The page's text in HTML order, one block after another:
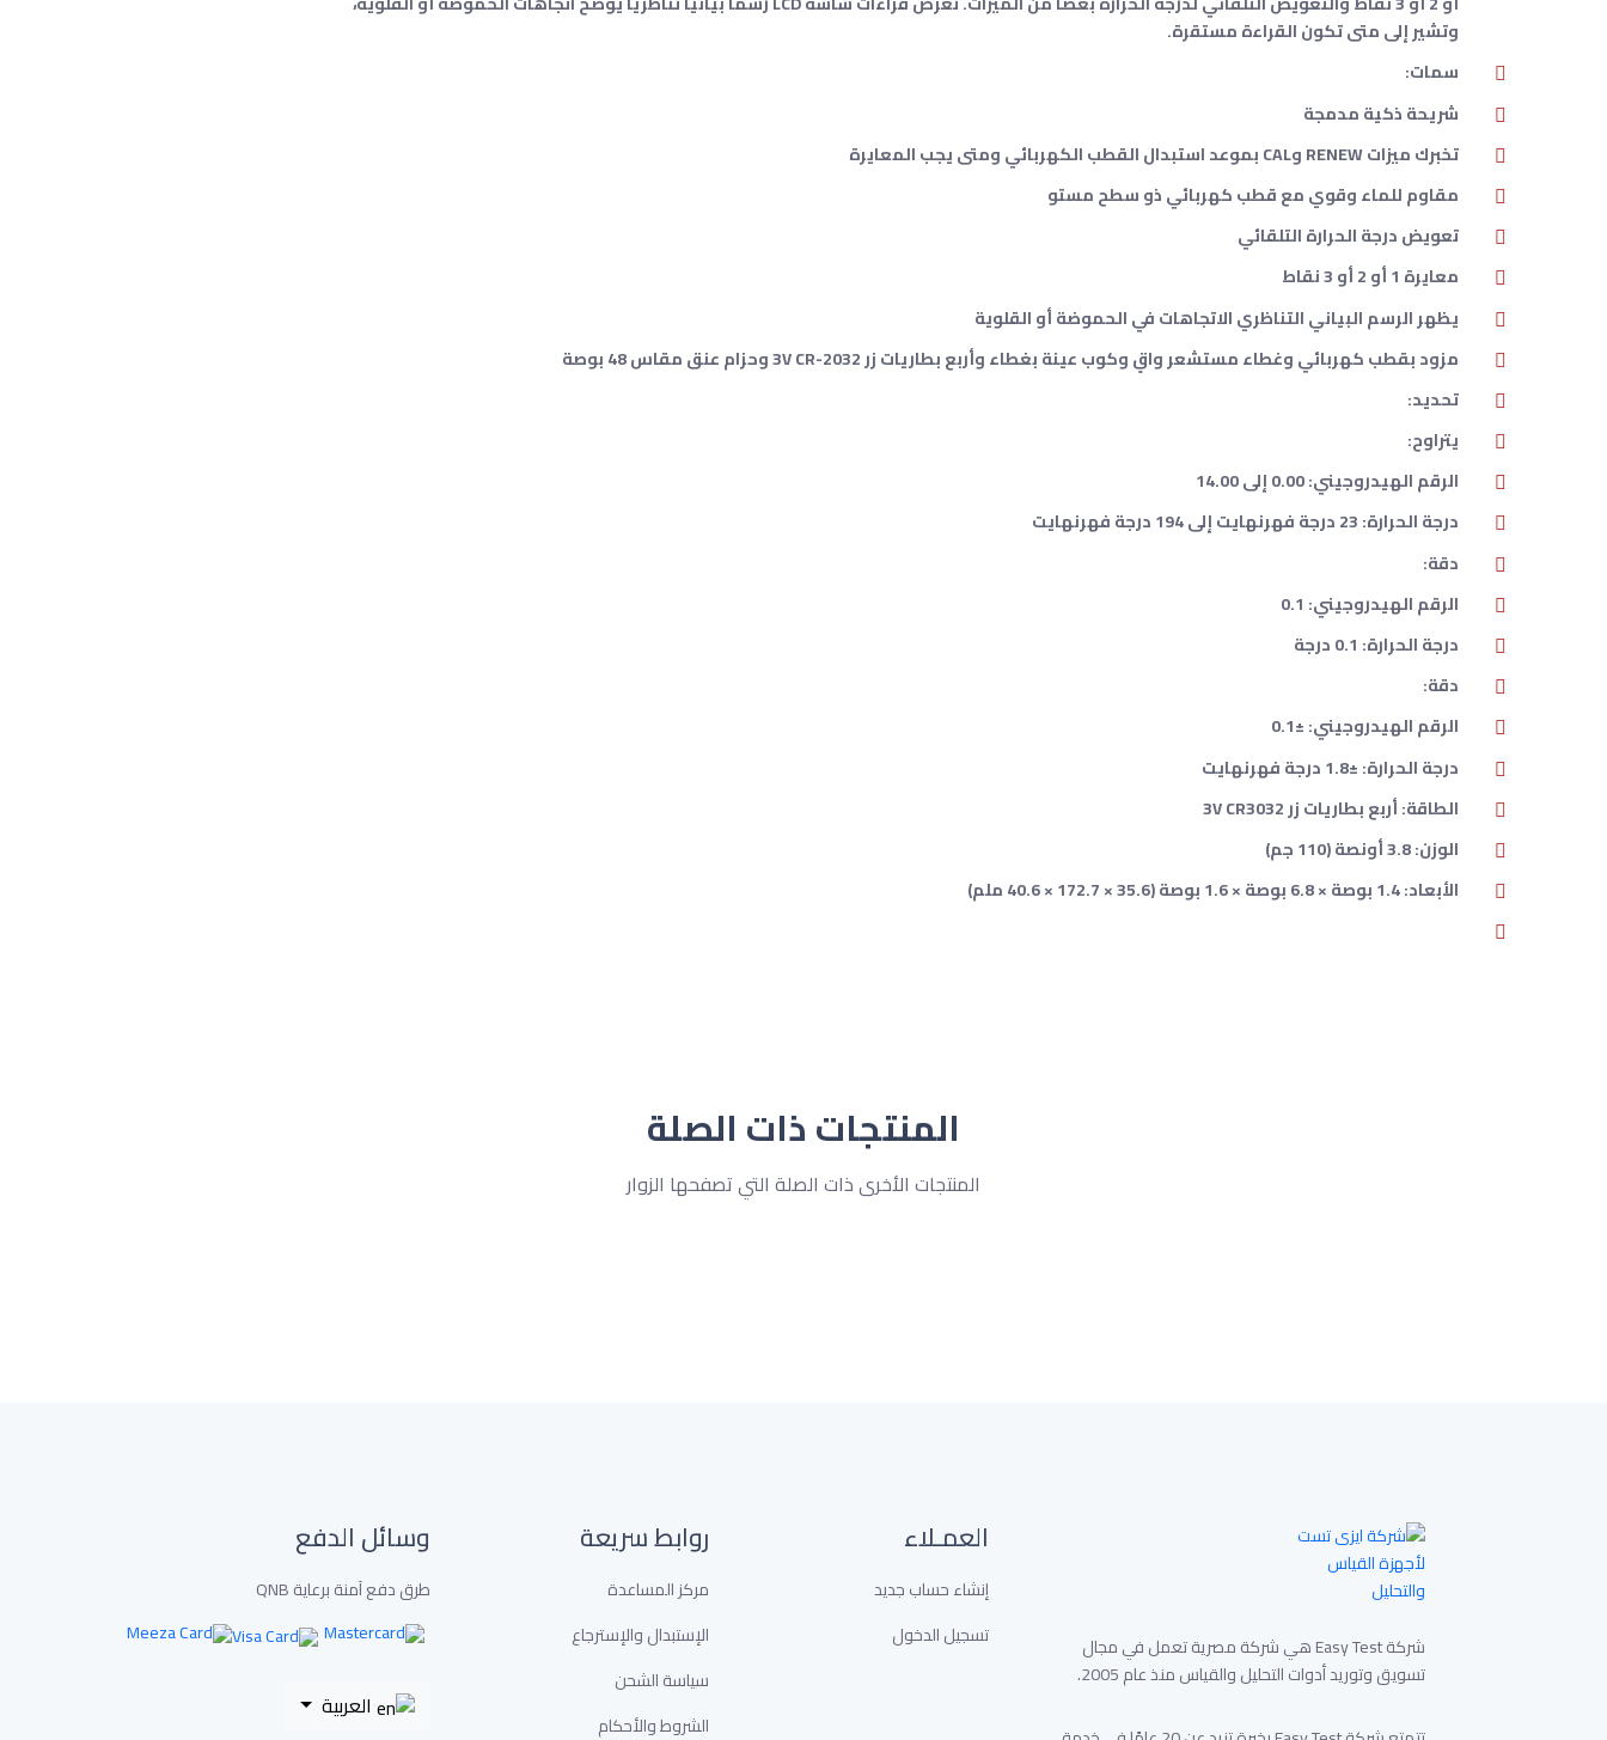
وتشير إلى متى تكون القراءة مستقرة.
سمات:
شريحة ذكية مدمجة
تخبرك ميزات RENEW وCAL بموعد استبدال القطب الكهربائي ومتى يجب المعايرة
مقاوم للماء وقوي مع قطب كهربائي ذو سطح مستو
تعويض درجة الحرارة التلقائي
معايرة 1 أو 2 أو 3 نقاط
يظهر الرسم البياني التناظري الاتجاهات في الحموضة أو القلوية
مزود بقطب كهربائي وغطاء مستشعر واقٍ وكوب عينة بغطاء وأربع بطاريات زر 3V CR-2032 وحزام عنق مقاس 48 بوصة
تحديد:
يتراوح:
الرقم الهيدروجيني: 0.00 إلى 14.00
درجة الحرارة: 23 درجة فهرنهايت إلى 194 درجة فهرنهايت
دقة:
الرقم الهيدروجيني: 0.1
درجة الحرارة: 0.1 درجة
دقة:
الرقم الهيدروجيني: ±0.1
درجة الحرارة: ±1.8 درجة فهرنهايت
الطاقة: أربع بطاريات زر 3V CR3032
الوزن: 3.8 أونصة (110 جم)
الأبعاد: 1.4 بوصة × 6.8 بوصة × 1.6 بوصة (35.6 × 172.7 × 40.6 ملم)
المنتجات ذات الصلة
المنتجات الأخرى ذات الصلة التي تصفحها الزوار
شركة Easy Test هي شركة مصرية تعمل في مجال
تسويق وتوريد أدوات التحليل والقياس منذ عام 2005.
العمـلاء
إنشاء حساب جديد
تسجيل الدخول
روابط سريعة
مركز المساعدة
الإستبدال والإسترجاع
سياسة الشحن
الشروط والأحكام
وسائل الدفع
طرق دفع آمنة برعاية QNB